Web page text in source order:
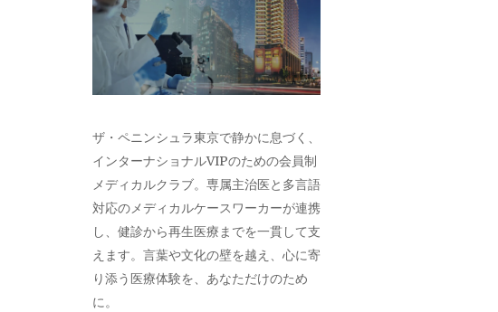
ザ・ペニンシュラ東京で静かに息づく、
インターナショナルVIPのための会員制
メディカルクラブ。専属主治医と多言語
対応のメディカルケースワーカーが連携
し、健診から再生医療までを一貫して支
えます。言葉や文化の壁を越え、心に寄
り添う医療体験を、あなただけのため
に。